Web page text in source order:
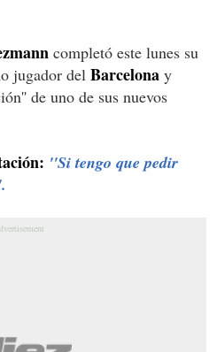
completó este lunes su
jugador del Barcelona y
de uno de sus nuevos
''Si tengo que pedir